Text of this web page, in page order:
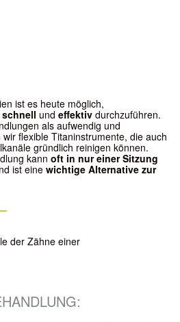
ist es heute möglich,
schnell und effektiv durchzuführen.
als aufwendig und
flexible Titaninstrumente, die auch
gründlich reinigen können.
kann oft in nur einer Sitzung
ist eine wichtige Alternative zur